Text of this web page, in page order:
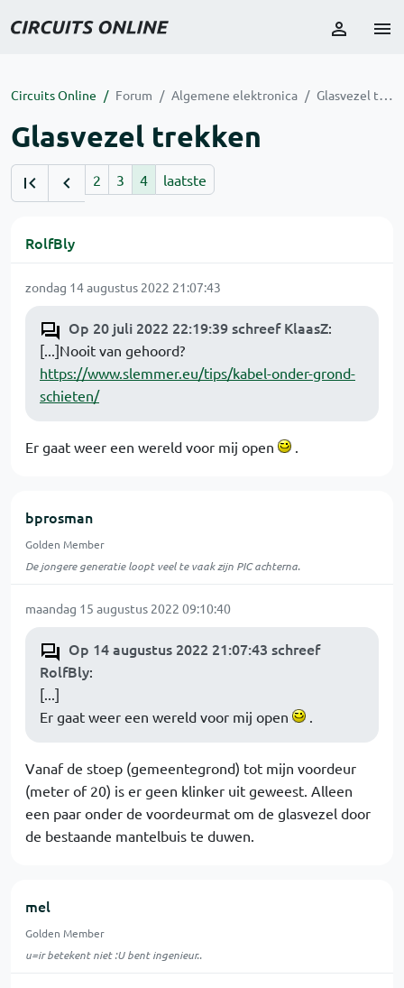
Circuits Online Forum Algemene elektronica Glasvezel trekken
Glasvezel trekken
2 3 4 laatste
RolfBly
zondag 14 augustus 2022 21:07:43
Op 20 juli 2022 22:19:39 schreef KlaasZ:
[...]Nooit van gehoord?
https://www.slemmer.eu/tips/kabel-onder-grond-
schieten/
Er gaat weer een wereld voor mij open .
bprosman
Golden Member
De jongere generatie loopt veel te vaak zijn PIC achterna.
maandag 15 augustus 2022 09:10:40
Op 14 augustus 2022 21:07:43 schreef
RolfBly:
[...]
Er gaat weer een wereld voor mij open
.
Vanaf de stoep (gemeentegrond) tot mijn voordeur
(meter of 20) is er geen klinker uit geweest. Alleen
een paar onder de voordeurmat om de glasvezel door
de bestaande mantelbuis te duwen.
mel
Golden Member
u=ir betekent niet :U bent ingenieur..